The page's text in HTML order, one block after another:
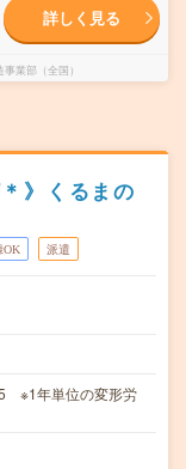
詳しく見る
業部（全国）
》くるまの
OK 派遣
※1年単位の変形労